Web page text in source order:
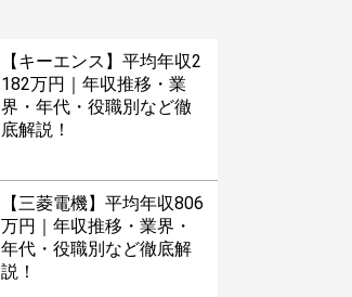
【キーエンス】平均年収2
182万円｜年収推移・業
界・年代・役職別など徹
底解説！
【三菱電機】平均年収806
万円｜年収推移・業界・
年代・役職別など徹底解
説！